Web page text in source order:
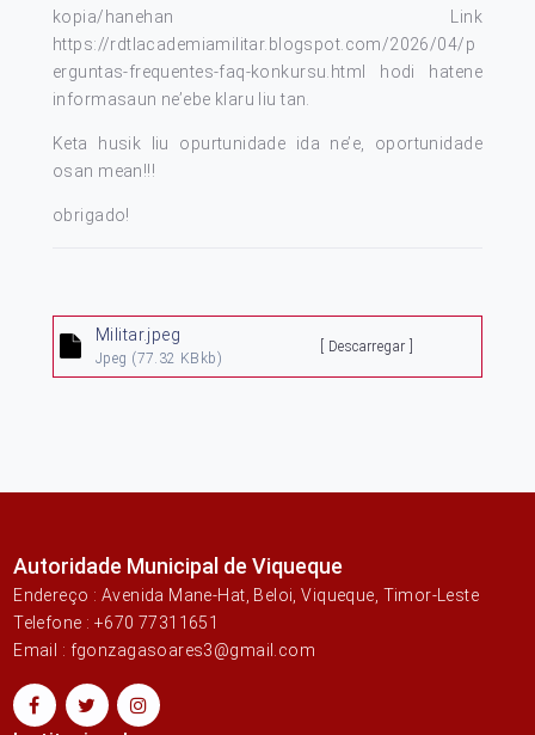
kopia/hanehan Link
https://rdtlacademiamilitar.blogspot.com/2026/04/p
erguntas-frequentes-faq-konkursu.html
hodi hatene
informasaun ne’ebe klaru liu tan.
Keta husik liu opurtunidade ida ne’e, oportunidade
osan mean!!!
obrigado!
Militar.jpeg
Jpeg (77.32 KBkb)
[ Descarregar ]
Autoridade Municipal de Viqueque
Endereço : Avenida Mane-Hat, Beloi, Viqueque, Timor-Leste
Telefone : +670 77311651
Email : fgonzagasoares3@gmail.com